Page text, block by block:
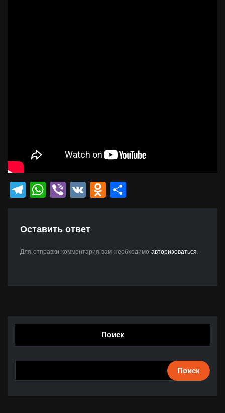
Telegram
WhatsApp
Viber
VK Odnoklassniki
Оставить ответ
Для отправки комментария вам необходимо авторизоваться.
Поиск
Поиск